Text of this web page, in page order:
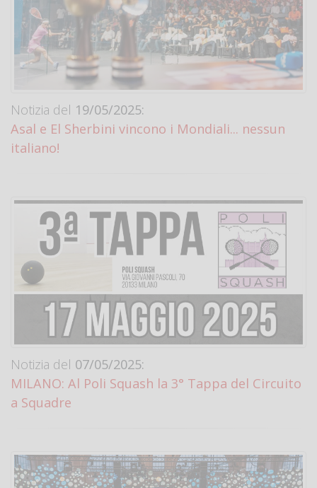
Notizia del 19/05/2025:
Asal e El Sherbini vincono i Mondiali... nessun
italiano!
Notizia del 07/05/2025:
MILANO: Al Poli Squash la 3° Tappa del Circuito
a Squadre